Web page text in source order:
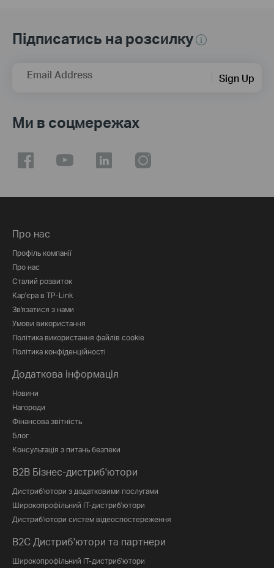
Підписатись на розсилку
Email Address Sign Up
Ми в соцмережах
Про нас
Профіль компанії
Про нас
Сталий розвиток
Кар'єра в TP-Link
Зв'язатися з нами
Умови використання
Політика використання файлів cookie
Політика конфіденційності
Додаткова інформація
Новини
Нагороди
Фінансова звітність
Блог
Консультація з питань безпеки
B2B Бізнес-дистриб'ютори
Дистриб'ютори з додатковими послугами
Широкопрофільний IT-дистриб'ютори
Дистриб'ютори систем відеоспостереження
B2C Дистриб'ютори та партнери
Широкопрофільний IT-дистриб'ютори